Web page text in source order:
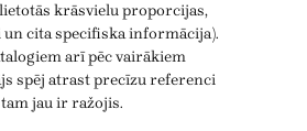
krāsvielu proporcijas,
cita specifiska informācija).
arī pēc vairākiem
spēj atrast precīzu referenci
jau ir ražojis.